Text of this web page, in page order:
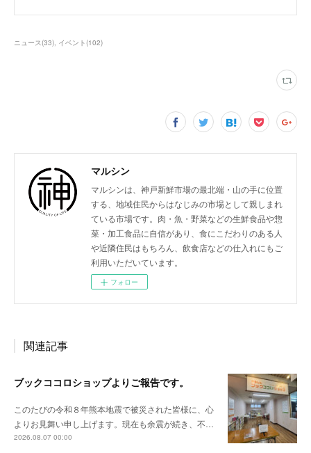
ニュース(33) イベント(102)
マルシン
マルシンは、神戸新鮮市場の最北端・山の手に位置
する、地域住民からはなじみの市場として親しまれ
ている市場です。肉・魚・野菜などの生鮮食品や惣
菜・加工食品に自信があり、食にこだわりのある人
や近隣住民はもちろん、飲食店などの仕入れにもご
利用いただいています。
フォロー
関連記事
ブックココロショップよりご報告です。
このたびの令和８年熊本地震で被災された皆様に、心
よりお見舞い申し上げます。現在も余震が続き、不…
2026.08.07 00:00